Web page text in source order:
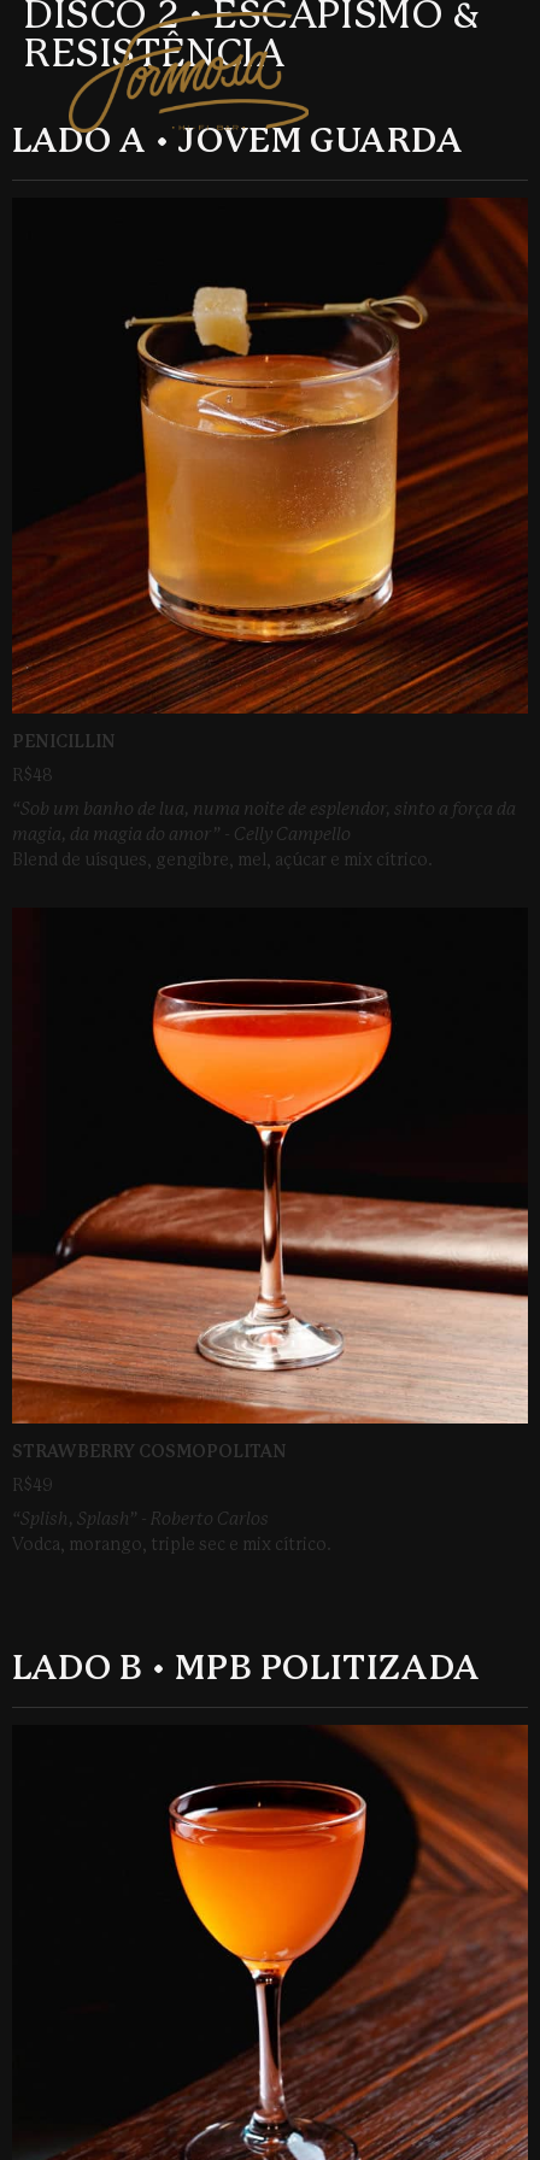
DISCO 2 • ESCAPISMO &
RESISTÊNCIA
LADO A • JOVEM GUARDA
PENICILLIN
R$48
“Sob um banho de lua, numa noite de esplendor, sinto a força da
magia, da magia do amor” - Celly Campello
Blend de uísques, gengibre, mel, açúcar e mix cítrico.
STRAWBERRY COSMOPOLITAN
R$49
“Splish, Splash” - Roberto Carlos
Vodca, morango, triple sec e mix cítrico.
LADO B • MPB POLITIZADA